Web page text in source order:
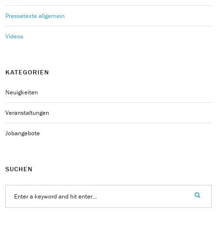
Pressetexte allgemein
Videos
KATEGORIEN
Neuigkeiten
Veranstaltungen
Jobangebote
SUCHEN